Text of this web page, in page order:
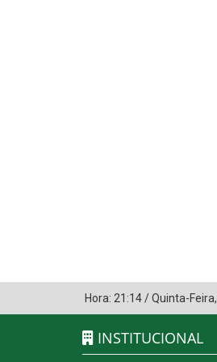
Hora: 21:14/Quinta-Feira,
INSTITUCIONAL